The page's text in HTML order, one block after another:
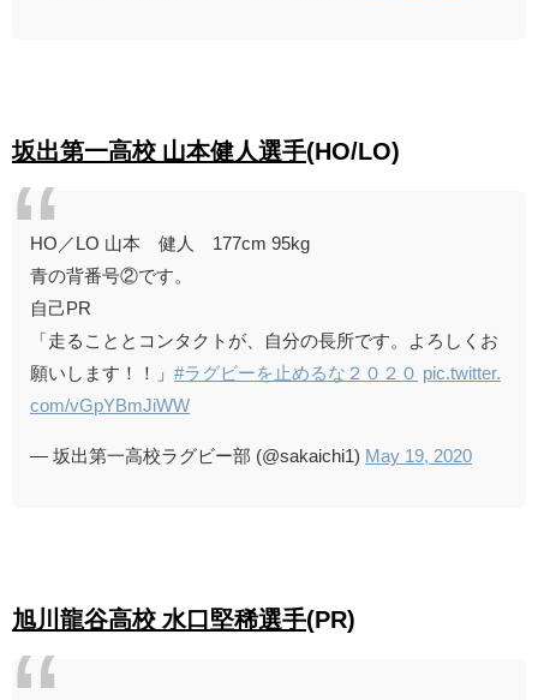
坂出第一高校 山本健人選手(HO/LO)
HO／LO 山本 健人 177cm 95kg
青の背番号②です。
自己PR
「走ることとコンタクトが、自分の長所です。よろしくお
願いします！！」 #ラグビーを止めるな２０２０ pic.twitter.
com/vGpYBmJiWW
— 坂出第一高校ラグビー部 (@sakaichi1) May 19, 2020
旭川龍谷高校 水口堅稀選手(PR)